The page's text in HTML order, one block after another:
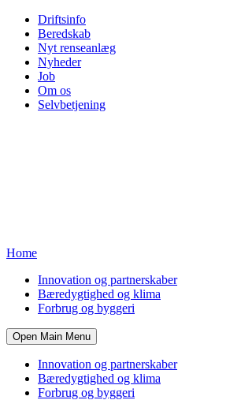
Driftsinfo
Beredskab
Nyt renseanlæg
Nyheder
Job
Om os
Selvbetjening
Home
Innovation og partnerskaber
Bæredygtighed og klima
Forbrug og byggeri
Open Main Menu
Innovation og partnerskaber
Bæredygtighed og klima
Forbrug og byggeri